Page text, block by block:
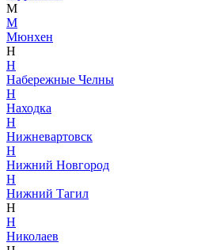
М
М
Мюнхен
Н
Н
Набережные Челны
Н
Находка
Н
Нижневартовск
Н
Нижний Новгород
Н
Нижний Тагил
Н
Н
Николаев